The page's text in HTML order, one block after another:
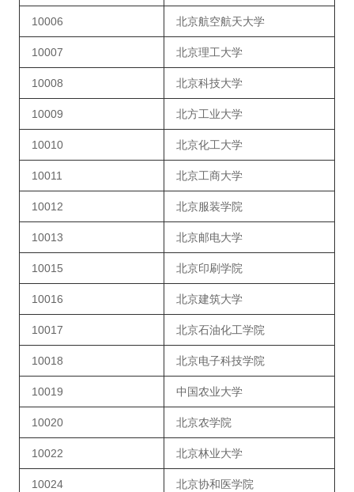
10006 北京航空航天大学
10007 北京理工大学
10008 北京科技大学
10009 北方工业大学
10010 北京化工大学
10011 北京工商大学
10012 北京服装学院
10013 北京邮电大学
10015 北京印刷学院
10016 北京建筑大学
10017 北京石油化工学院
10018 北京电子科技学院
10019 中国农业大学
10020 北京农学院
10022 北京林业大学
10024 北京协和医学院